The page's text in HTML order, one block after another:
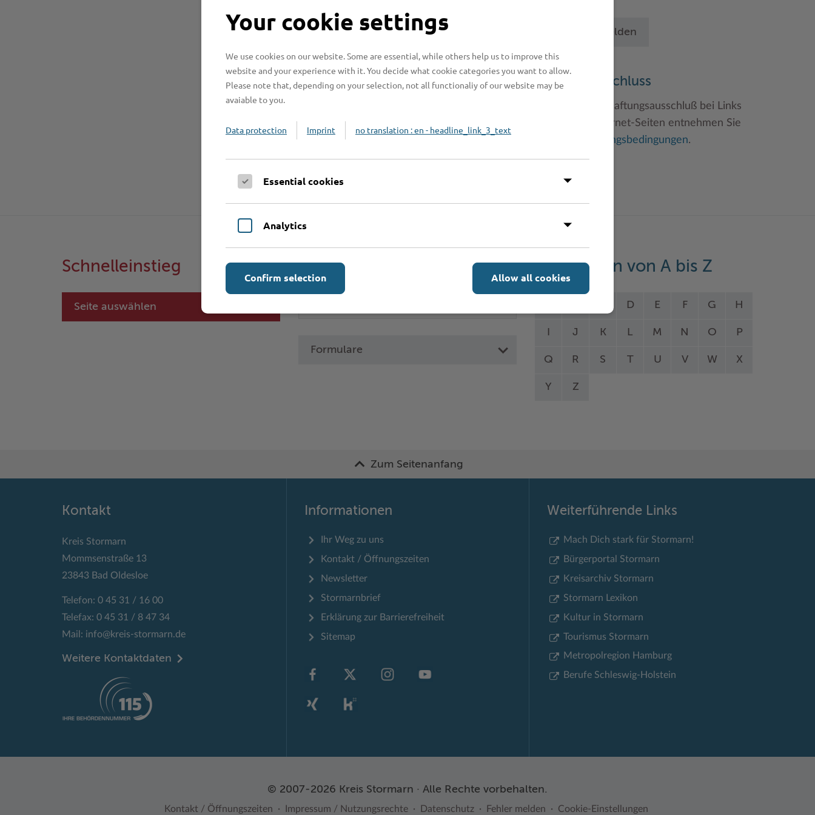
Betrieb anmelden
Haftungsauschluss
Hinweise zum Haftungsausschluß bei Links
zu anderen Internet-Seiten entnehmen Sie
Nutzungsbedingungen.
Schnelleinstieg
Seite auswählen
Online-Services
Formulare
Leistungen von A bis Z
D E F G H
J K L M N O P
Q R S T U V W X
Y Z
Zum Seitenanfang
Kontakt
Kreis Stormarn
Mommsenstraße 13
23843 Bad Oldesloe
Telefon: 0 45 31 / 16 00
Telefax: 0 45 31 / 8 47 34
Mail: info@kreis-stormarn.de
Weitere Kontaktdaten
Informationen
Ihr Weg zu uns
Kontakt / Öffnungszeiten
Newsletter
Stormarnbrief
Erklärung zur Barrierefreiheit
Sitemap
Weiterführende Links
Mach Dich stark für Stormarn!
Bürgerportal Stormarn
Kreisarchiv Stormarn
Stormarn Lexikon
Kultur in Stormarn
Tourismus Stormarn
Metropolregion Hamburg
Berufe Schleswig-Holstein
© 2007-2026 Kreis Stormarn · Alle Rechte vorbehalten.
Kontakt / Öffnungszeiten Impressum / Nutzungsrechte Datenschutz Fehler melden Cookie-Einstellungen
Your cookie settings
We use cookies on our website. Some are essential, while others help us to improve this
website and your experience with it. You decide what cookie categories you want to allow.
Please note that, depending on your selection, not all functionaliy of our website may be
avaiable to you.
Data protection Imprint no translation : en - headline_link_3_text
Essential cookies
Analytics
Allow all cookies
Confirm selection